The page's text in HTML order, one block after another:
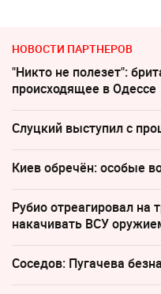
НОВОСТИ ПАРТНЕРОВ
"Никто не полезет":
происходящее в Одессе
Слуцкий выступил с
Киев обречён: особые
Рубио отреагировал на
накачивать ВСУ
Соседов: Пугачева